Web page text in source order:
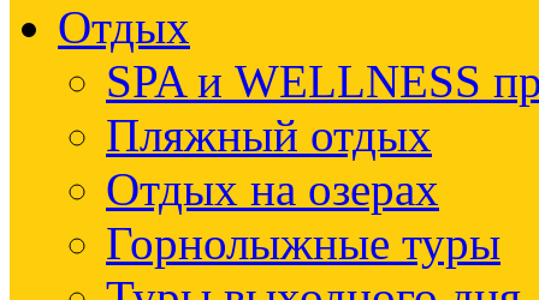
Отдых
SPA и WELLNESS
Пляжный отдых
Отдых на озерах
Горнолыжные туры